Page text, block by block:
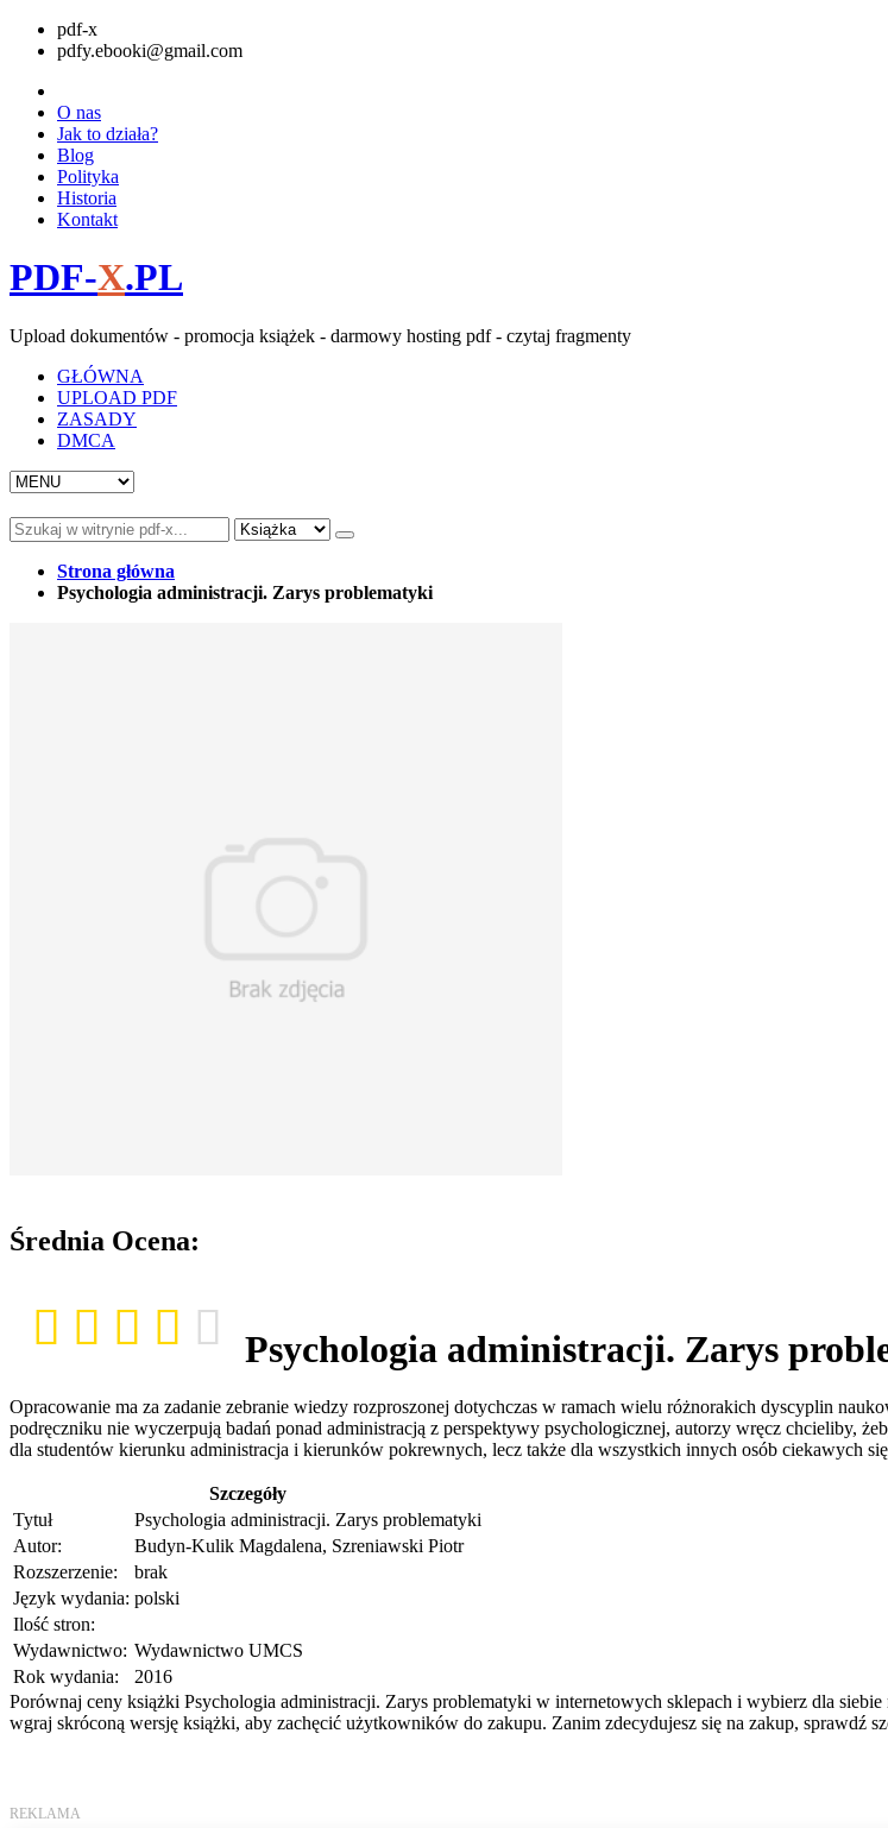
pdf-x
pdfy.ebooki@gmail.com
O nas
Jak to działa?
Blog
Polityka
Historia
Kontakt
PDF-X.PL
Upload dokumentów - promocja książek - darmowy hosting pdf - czytaj fragmenty
GŁÓWNA
UPLOAD PDF
ZASADY
DMCA
Strona główna
Psychologia administracji. Zarys problematyki
Średnia Ocena:
Psychologia administracji. Zarys
Opracowanie ma za zadanie zebranie wiedzy rozproszonej dotychczas w ramach wielu różnorakich dyscyplin
podręczniku nie wyczerpują badań ponad administracją z perspektywy psychologicznej, autorzy wręcz chcieliby,
dla studentów kierunku administracja i kierunków pokrewnych, lecz także dla wszystkich innych osób ciekawych
Szczegóły
Tytuł
Psychologia administracji. Zarys problematyki
Autor:
Budyn-Kulik Magdalena, Szreniawski Piotr
Rozszerzenie:
brak
Język wydania: polski
Ilość stron:
Wydawnictwo: Wydawnictwo UMCS
Rok wydania:
2016
Porównaj ceny książki Psychologia administracji. Zarys problematyki w internetowych sklepach i wybierz dla
wgraj skróconą wersję książki, aby zachęcić użytkowników do zakupu. Zanim zdecydujesz się na zakup, sprawdź